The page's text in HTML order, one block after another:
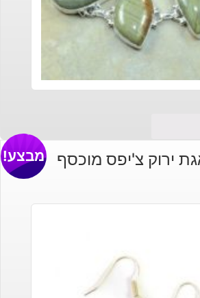
ירוק צ'יפס מוכסף מבצע!